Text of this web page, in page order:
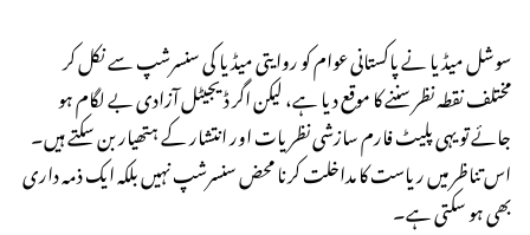
سوشل میڈیا نے پاکستانی عوام کو روایتی میڈیا کی سنسرشپ سے نکل کر
مختلف نقطہ نظر سننے کا موقع دیا ہے، لیکن اگر ڈیجیٹل آزادی بے لگام ہو
جائے تو یہی پلیٹ فارم سازشی نظریات اور انتشار کے ہتھیار بن سکتے ہیں۔
اس تناظر میں ریاست کا مداخلت کرنا محض سنسرشپ نہیں بلکہ ایک ذمہ داری
بھی ہو سکتی ہے۔